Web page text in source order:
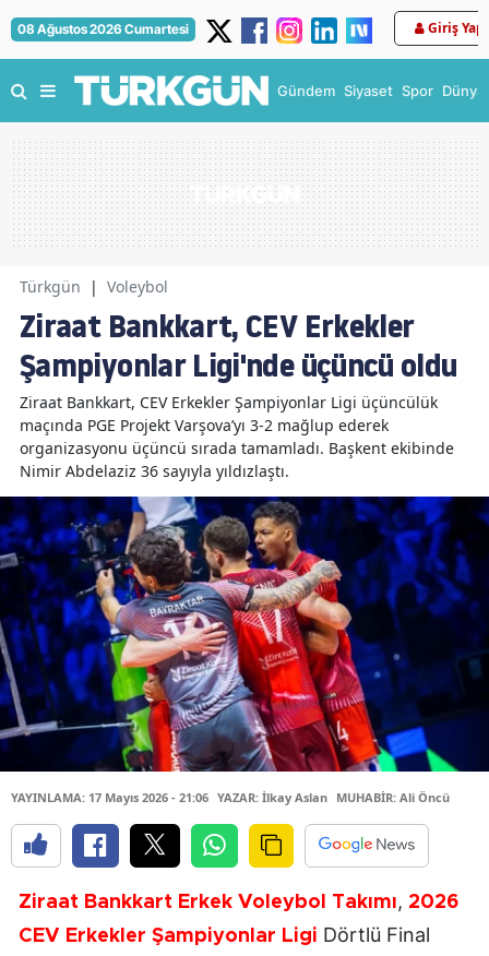
08 Ağustos 2026 Cumartesi Giriş Yap
Gündem Siyaset Spor Dünya
Türkgün | Voleybol
Ziraat Bankkart, CEV Erkekler
Şampiyonlar Ligi'nde üçüncü oldu
Ziraat Bankkart, CEV Erkekler Şampiyonlar Ligi üçüncülük
maçında PGE Projekt Varşova’yı 3-2 mağlup ederek
organizasyonu üçüncü sırada tamamladı. Başkent ekibinde
Nimir Abdelaziz 36 sayıyla yıldızlaştı.
YAYINLAMA: 17 Mayıs 2026 - 21:06 YAZAR: İlkay Aslan MUHABİR: Ali Öncü
Ziraat Bankkart Erkek Voleybol Takımı, 2026
CEV Erkekler Şampiyonlar Ligi Dörtlü Final